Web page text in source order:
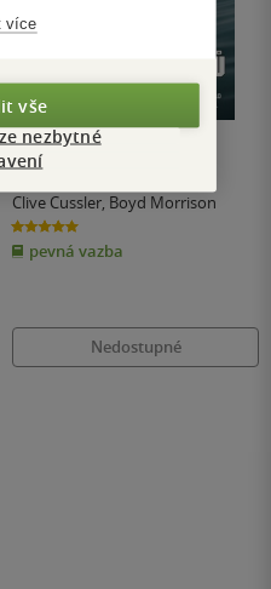
Tyrani ze stínů
Clive Cussler, Boyd Morrison
5.0
z
5
hvězdiček
pevná vazba
Nedostupné
více
vše
nezbytné